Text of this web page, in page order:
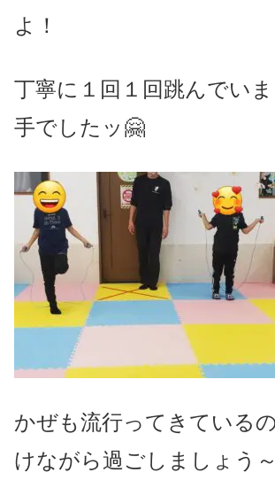
よ！
丁寧に１回１回跳んでい
手でしたッ🤗
かぜも流行ってきている
けながら過ごしましょう